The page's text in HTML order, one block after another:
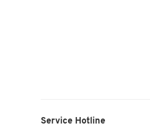
Service Hotline